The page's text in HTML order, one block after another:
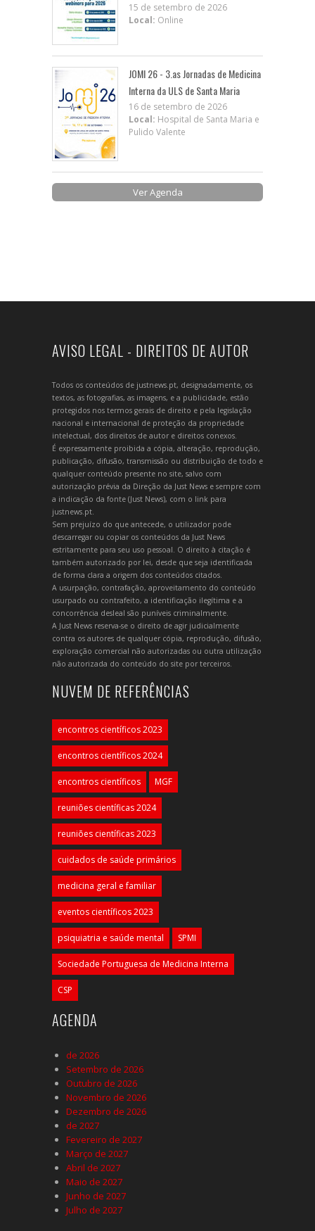
15 de setembro de 2026
Local: Online
JOMI 26 - 3.as Jornadas de Medicina
Interna da ULS de Santa Maria
16 de setembro de 2026
Local: Hospital de Santa Maria e
Pulido Valente
Ver Agenda
AVISO LEGAL - DIREITOS DE AUTOR
Todos os conteúdos de justnews.pt, designadamente, os
textos, as fotografias, as imagens, e a publicidade, estão
protegidos nos termos gerais de direito e pela legislação
nacional e internacional de proteção da propriedade
intelectual, dos direitos de autor e direitos conexos.
É expressamente proibida a cópia, alteração, reprodução,
publicação, difusão, transmissão ou distribuição de todo e
qualquer conteúdo presente no site, salvo com
autorização prévia da Direção da Just News e sempre com
a indicação da fonte (Just News), com o link para
justnews.pt.
Sem prejuízo do que antecede, o utilizador pode
descarregar ou copiar os conteúdos da Just News
estritamente para seu uso pessoal. O direito à citação é
também autorizado por lei, desde que seja identificada
de forma clara a origem dos conteúdos citados.
A usurpação, contrafação, aproveitamento do conteúdo
usurpado ou contrafeito, a identificação ilegítima e a
concorrência desleal são puníveis criminalmente.
A Just News reserva-se o direito de agir judicialmente
contra os autores de qualquer cópia, reprodução, difusão,
exploração comercial não autorizadas ou outra utilização
não autorizada do conteúdo do site por terceiros.
NUVEM DE REFERÊNCIAS
encontros científicos 2023
encontros científicos 2024
encontros científicos MGF
reuniões científicas 2024
reuniões científicas 2023
cuidados de saúde primários
medicina geral e familiar
eventos científicos 2023
psiquiatria e saúde mental SPMI
Sociedade Portuguesa de Medicina Interna
CSP
AGENDA
de 2026
Setembro de 2026
Outubro de 2026
Novembro de 2026
Dezembro de 2026
de 2027
Fevereiro de 2027
Março de 2027
Abril de 2027
Maio de 2027
Junho de 2027
Julho de 2027